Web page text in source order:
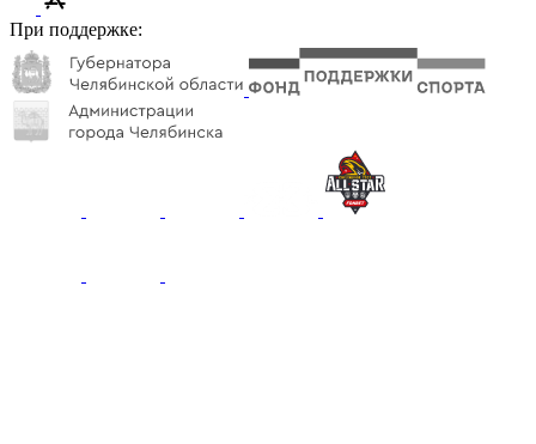
При поддержке: